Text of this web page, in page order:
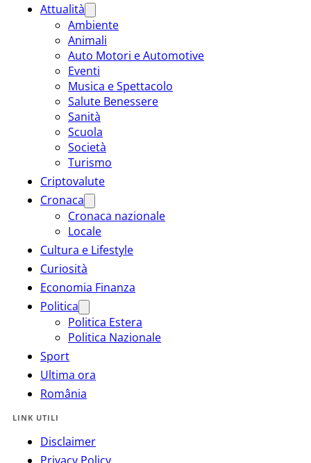
Attualità
Ambiente
Animali
Auto Motori e Automotive
Eventi
Musica e Spettacolo
Salute Benessere
Sanità
Scuola
Società
Turismo
Criptovalute
Cronaca
Cronaca nazionale
Locale
Cultura e Lifestyle
Curiosità
Economia Finanza
Politica
Politica Estera
Politica Nazionale
Sport
Ultima ora
România
LINK UTILI
Disclaimer
Privacy Policy